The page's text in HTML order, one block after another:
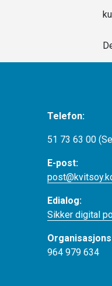
Telefon:
51 73 63 00
E-post:
Edialog:
Sikker digital
964 979 634